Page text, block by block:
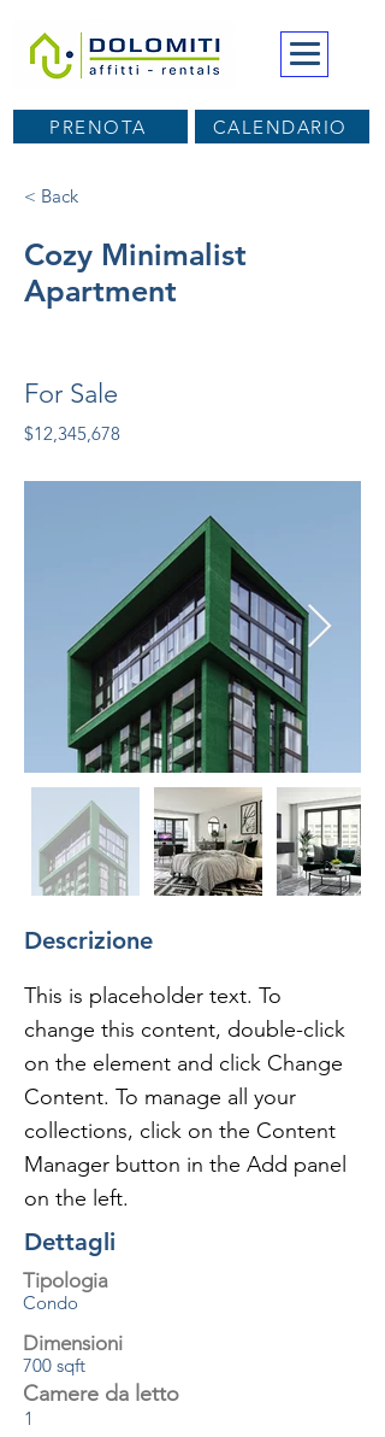
PRENOTA CALENDARIO
< Back
Cozy Minimalist
Apartment
For Sale
$12,345,678
Descrizione
This is placeholder text. To
change this content, double-click
on the element and click Change
Content. To manage all your
collections, click on the Content
Manager button in the Add panel
on the left.
Dettagli
Tipologia
Condo
Dimensioni
700 sqft
Camere da letto
1